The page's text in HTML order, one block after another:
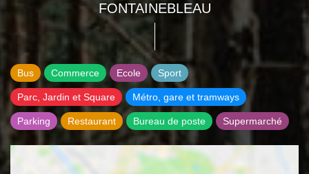
FONTAINEBLEAU
Bus Commerce Ecole Sport
Parc, Jardin et Square Métro, gare et tramways
Parking Restaurant Bureau de poste Supermarché